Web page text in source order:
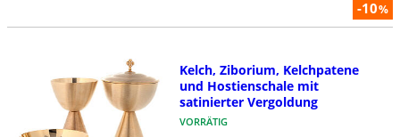
-10%
Kelch, Ziborium, Kelchpatene
und Hostienschale mit
satinierter Vergoldung
VORRÄTIG